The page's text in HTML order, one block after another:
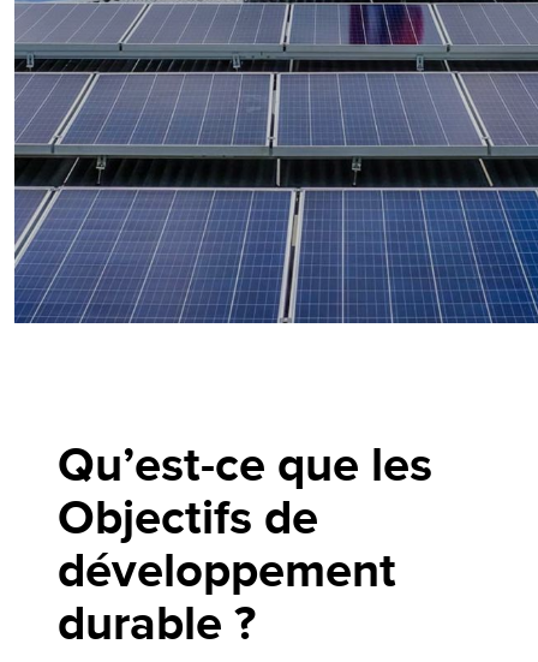
Qu’est-ce que les
Objectifs de
développement
durable ?